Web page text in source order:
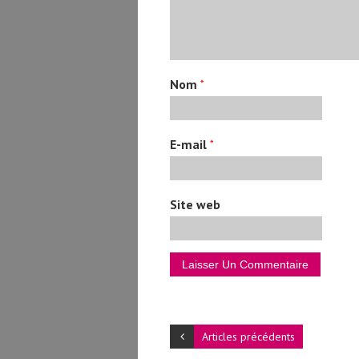
Nom *
E-mail *
Site web
Articles précédents